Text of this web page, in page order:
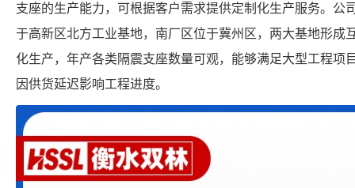
支座的生产能力，可根据客户需求提供定制化生产服务。公
于高新区北方工业基地，南厂区位于冀州区，两大基地形成
化生产，年产各类隔震支座数量可观，能够满足大型工程项
因供货延迟影响工程进度。